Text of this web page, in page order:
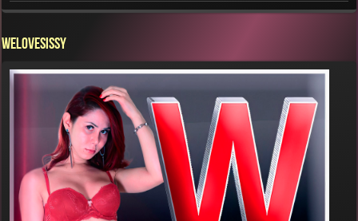
WELOVESISSY